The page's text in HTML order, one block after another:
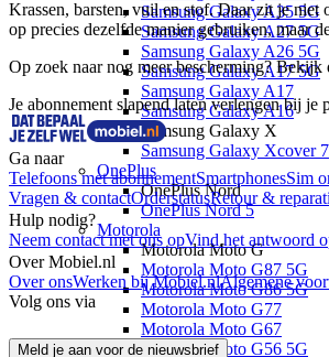
Samsung Galaxy A35 5G
Samsung Galaxy A27 5G
Samsung Galaxy A26 5G
Samsung Galaxy A17 5G
Samsung Galaxy A17
Samsung Galaxy A16
Samsung Galaxy X
Samsung Galaxy Xcover 7
OnePlus
OnePlus Nord
OnePlus Nord 5
Motorola
Motorola Moto G
Motorola Moto G87 5G
Motorola Moto G86 5G
Motorola Moto G77
Motorola Moto G67
Motorola Moto G56 5G
Krassen, barsten, vuil en stof. Daar zit je niet
op precies dezelfde manier gebruiken, maar
Op zoek naar nog meer bescherming? Bekijk
Je abonnement slapend laten verlengen bij je
Ga naar
Telefoons met abonnementSmartphonesSim
Vragen & contactOrderstatusRetour &
Hulp nodig?
Neem contact met ons opVind het antwoord
Over Mobiel.nl
Over onsWerken bij Mobiel.nlAlgemene
Volg ons via
Meld je aan voor de nieuwsbrief